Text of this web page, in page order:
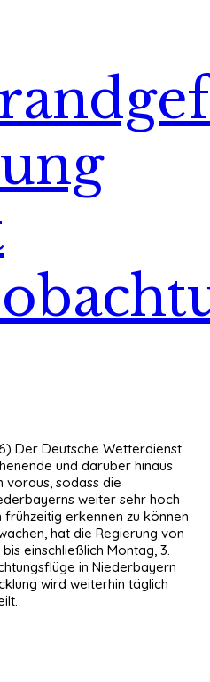
Der Deutsche Wetterdienst
und darüber hinaus
voraus, sodass die
weiter sehr hoch
erkennen zu können
hat die Regierung von
einschließlich Montag, 3.
in Niederbayern
wird weiterhin täglich